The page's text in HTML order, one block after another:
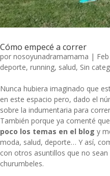
Cómo empecé a correr
por nosoyunadramamama |
deporte, running, salud, Sin
Nunca hubiera imaginado que
en este espacio pero, dado el
sobre la indumentaria para
También porque ya comenté
poco los temas en el blog y
moda, salud, deporte… Y así,
con otros asuntillos que no
churumbeles.